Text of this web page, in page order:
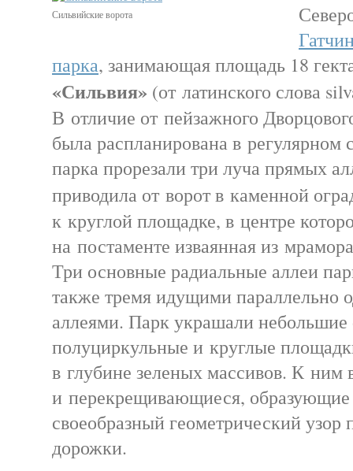
Сильвийские ворота
парка, занимающая площадь 18
«Сильвия» (от латинского слова
В отличие от пейзажного
была распланирована в регулярном
парка прорезали три луча прямых
приводила от ворот в каменной
к круглой площадке, в центре
на постаменте изваянная из
Три основные радиальные аллеи
также тремя идущими параллельно
аллеями. Парк украшали
полуциркульные и круглые
в глубине зеленых массивов. К ним
и перекрещивающиеся, образующие
своеобразный геометрический
дорожки.